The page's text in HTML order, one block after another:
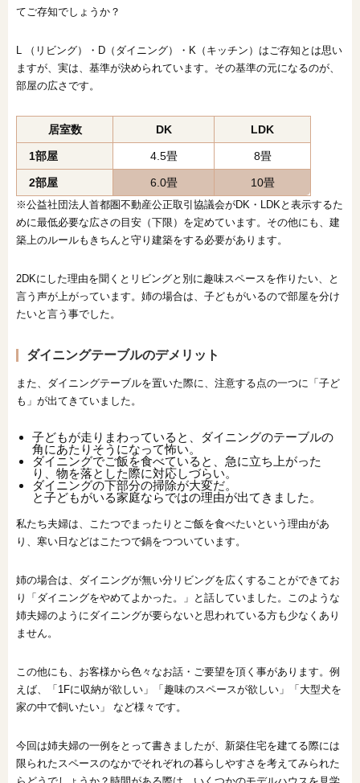
てご存知でしょうか？
L （リビング）・D（ダイニング）・K（キッチン）はご存知とは思い
ますが、実は、基準が決められています。その基準の元になるのが、
部屋の広さです。
居室数 DK LDK
1部屋 4.5畳 8畳
2部屋 6.0畳 10畳
※公益社団法人首都圏不動産公正取引協議会がDK・LDKと表示するた
めに最低必要な広さの目安（下限）を定めています。その他にも、建
築上のルールもきちんと守り建築をする必要があります。
2DKにした理由を聞くとリビングと別に趣味スペースを作りたい、と
言う声が上がっています。姉の場合は、子どもがいるので部屋を分け
たいと言う事でした。
ダイニングテーブルのデメリット
また、ダイニングテーブルを置いた際に、注意する点の一つに「子ど
も」が出てきていました。
子どもが走りまわっていると、ダイニングのテーブルの
角にあたりそうになって怖い。
ダイニングでご飯を食べていると、急に立ち上がった
り、物を落とした際に対応しづらい。
ダイニングの下部分の掃除が大変だ。
と子どもがいる家庭ならではの理由が出てきました。
私たち夫婦は、こたつでまったりとご飯を食べたいという理由があ
り、寒い日などはこたつで鍋をつついています。
姉の場合は、ダイニングが無い分リビングを広くすることができてお
り「ダイニングをやめてよかった。」と話していました。このような
姉夫婦のようにダイニングが要らないと思われている方も少なくあり
ません。
この他にも、お客様から色々なお話・ご要望を頂く事があります。例
えば、「1Fに収納が欲しい」「趣味のスペースが欲しい」「大型犬を
家の中で飼いたい」 など様々です。
今回は姉夫婦の一例をとって書きましたが、新築住宅を建てる際には
限られたスペースのなかでそれぞれの暮らしやすさを考えてみられた